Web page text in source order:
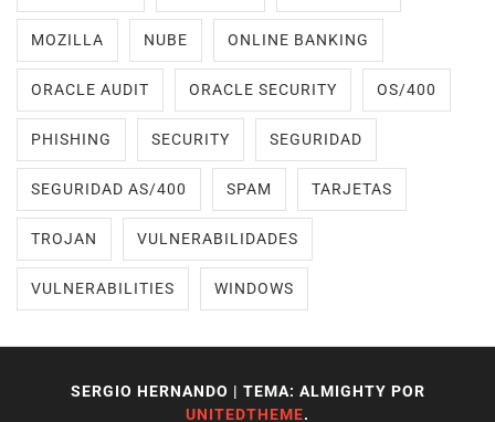
MOZILLA NUBE ONLINE BANKING
ORACLE AUDIT ORACLE SECURITY OS/400
PHISHING SECURITY SEGURIDAD
SEGURIDAD AS/400 SPAM TARJETAS
TROJAN VULNERABILIDADES
VULNERABILITIES WINDOWS
SERGIO HERNANDO | TEMA: ALMIGHTY POR
UNITEDTHEME.